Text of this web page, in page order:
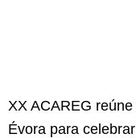
XX ACAREG
Évora para